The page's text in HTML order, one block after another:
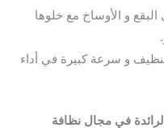
البقع و الأوساخ مع خلوها
و سرعة كبيرة في أداء
في مجال نظافة